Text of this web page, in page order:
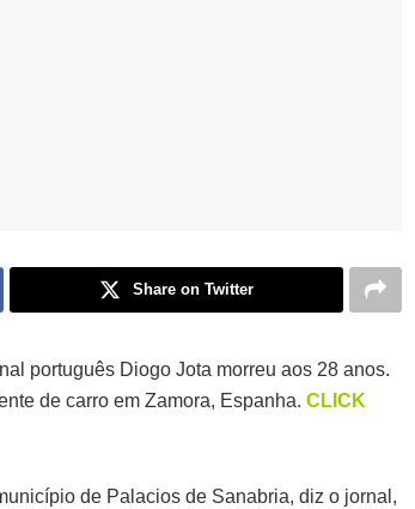
Share on Twitter
português Diogo Jota morreu aos 28 anos.
de carro em Zamora, Espanha. CLICK
de Palacios de Sanabria, diz o jornal,